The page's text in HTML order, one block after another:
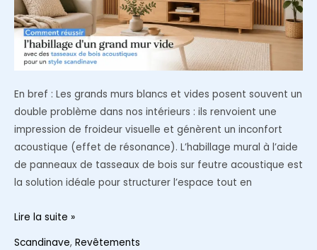
En bref : Les grands murs blancs et vides posent souvent un
double problème dans nos intérieurs : ils renvoient une
impression de froideur visuelle et génèrent un inconfort
acoustique (effet de résonance). L’habillage mural à l’aide
de panneaux de tasseaux de bois sur feutre acoustique est
la solution idéale pour structurer l’espace tout en
Comment
Lire la suite »
Scandinave, Revêtements